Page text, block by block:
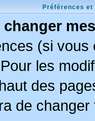
Préférences
(si
les
des
de